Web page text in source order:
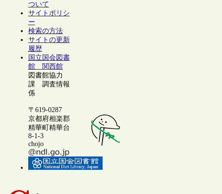
ついて
サイトポリシ
ー
検索の方法
サイトの更新
履歴
国立国会図書
館 関西館
図書館協力
課 調査情報
係
〒619-0287
京都府相楽郡
精華町精華台
8-1-3
chojo